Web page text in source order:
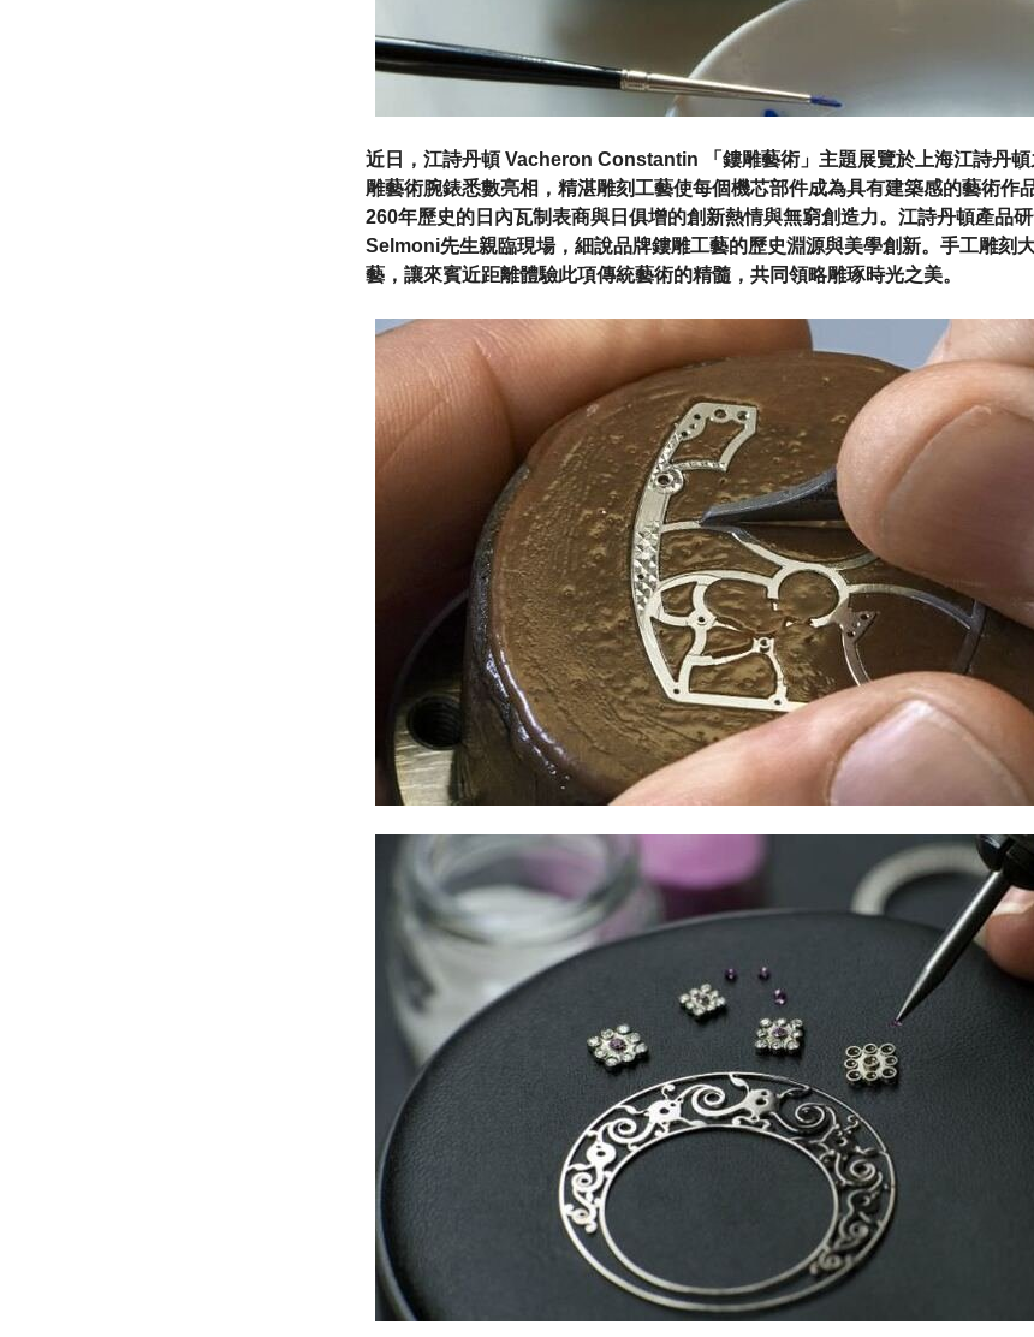
近日，江詩丹頓 Vacheron Constantin 「鏤雕藝術」主題展覽於上海江詩丹
雕藝術腕錶悉數亮相，精湛雕刻工藝使每個機芯部件成為具有建築感的藝術作
260年歷史的日內瓦制表商與日俱增的創新熱情與無窮創造力。江詩丹頓產品
Selmoni先生親臨現場，細說品牌鏤雕工藝的歷史淵源與美學創新。手工雕刻
藝，讓來賓近距離體驗此項傳統藝術的精髓，共同領略雕琢時光之美。